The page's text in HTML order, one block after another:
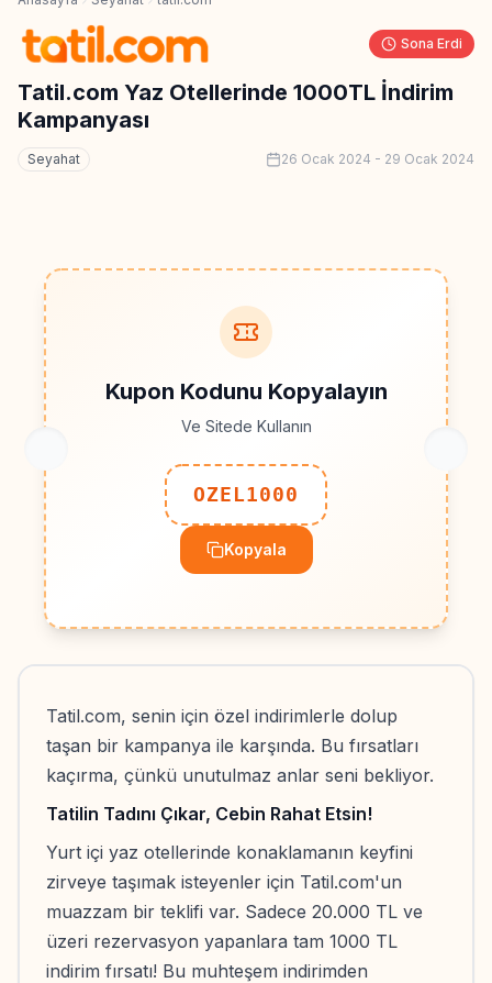
Sona Erdi
Tatil.com Yaz Otellerinde 1000TL İndirim
Kampanyası
Seyahat 26 Ocak 2024 - 29 Ocak 2024
Kupon Kodunu Kopyalayın
Ve Sitede Kullanın
OZEL1000
Kopyala
Tatil.com, senin için özel indirimlerle dolup
taşan bir kampanya ile karşında. Bu fırsatları
kaçırma, çünkü unutulmaz anlar seni bekliyor.
Tatilin Tadını Çıkar, Cebin Rahat Etsin!
Yurt içi yaz otellerinde konaklamanın keyfini
zirveye taşımak isteyenler için Tatil.com'un
muazzam bir teklifi var. Sadece 20.000 TL ve
üzeri rezervasyon yapanlara tam 1000 TL
indirim fırsatı! Bu muhteşem indirimden